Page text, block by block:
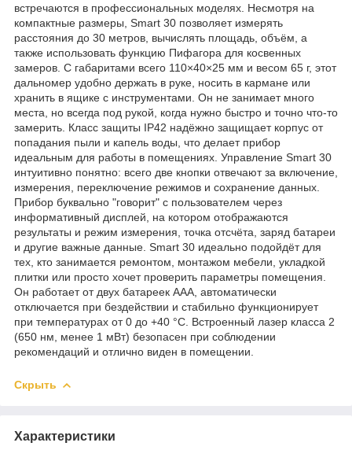
встречаются в профессиональных моделях. Несмотря на
компактные размеры, Smart 30 позволяет измерять
расстояния до 30 метров, вычислять площадь, объём, а
также использовать функцию Пифагора для косвенных
замеров. С габаритами всего 110×40×25 мм и весом 65 г, этот
дальномер удобно держать в руке, носить в кармане или
хранить в ящике с инструментами. Он не занимает много
места, но всегда под рукой, когда нужно быстро и точно что-то
замерить. Класс защиты IP42 надёжно защищает корпус от
попадания пыли и капель воды, что делает прибор
идеальным для работы в помещениях. Управление Smart 30
интуитивно понятно: всего две кнопки отвечают за включение,
измерения, переключение режимов и сохранение данных.
Прибор буквально "говорит" с пользователем через
информативный дисплей, на котором отображаются
результаты и режим измерения, точка отсчёта, заряд батареи
и другие важные данные. Smart 30 идеально подойдёт для
тех, кто занимается ремонтом, монтажом мебели, укладкой
плитки или просто хочет проверить параметры помещения.
Он работает от двух батареек AAA, автоматически
отключается при бездействии и стабильно функционирует
при температурах от 0 до +40 °C. Встроенный лазер класса 2
(650 нм, менее 1 мВт) безопасен при соблюдении
рекомендаций и отлично виден в помещении.
Скрыть
Характеристики